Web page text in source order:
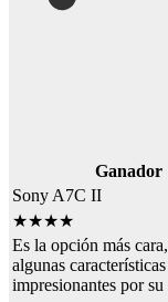
Ganador
Sony A7C II
★★★★
Es la opción más
algunas características
impresionantes por su